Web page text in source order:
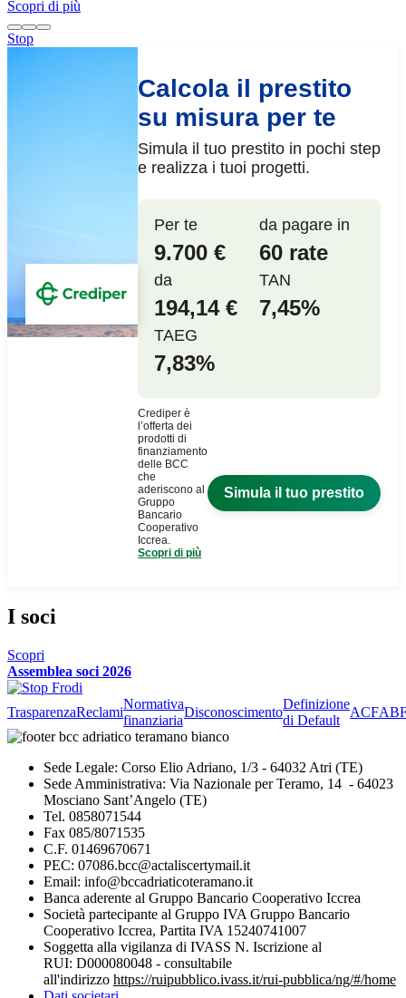
Scopri di più
Stop
I soci
Scopri
Assemblea soci 2026
TrasparenzaReclami
Normativa
finanziaria
Disconoscimento
Definizione
di Default
ACF
Sede Legale: Corso Elio Adriano, 1/3 - 64032 Atri (TE)
Sede Amministrativa: Via Nazionale per Teramo, 14 - 64023
Mosciano Sant’Angelo (TE)
Tel. 0858071544
Fax 085/8071535
C.F. 01469670671
PEC: 07086.bcc@actaliscertymail.it
Email: info@bccadriaticoteramano.it
Banca aderente al Gruppo Bancario Cooperativo Iccrea
Società partecipante al Gruppo IVA Gruppo Bancario
Cooperativo Iccrea, Partita IVA 15240741007
Soggetta alla vigilanza di IVASS N. Iscrizione al
RUI: D000080048 - consultabile
all'indirizzo https://ruipubblico.ivass.it/rui-pubblica/ng/#/home